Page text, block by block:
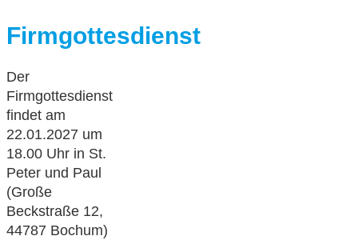
Firmgottesdienst
Der
Firmgottesdienst
findet am
22.01.2027 um
18.00 Uhr in St.
Peter und Paul
(Große
Beckstraße 12,
44787 Bochum)